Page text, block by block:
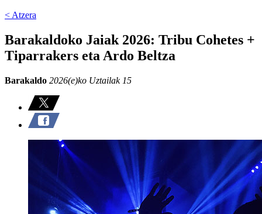
< Atzera
Barakaldoko Jaiak 2026: Tribu Cohetes +
Tiparrakers eta Ardo Beltza
Barakaldo 2026(e)ko Uztailak 15